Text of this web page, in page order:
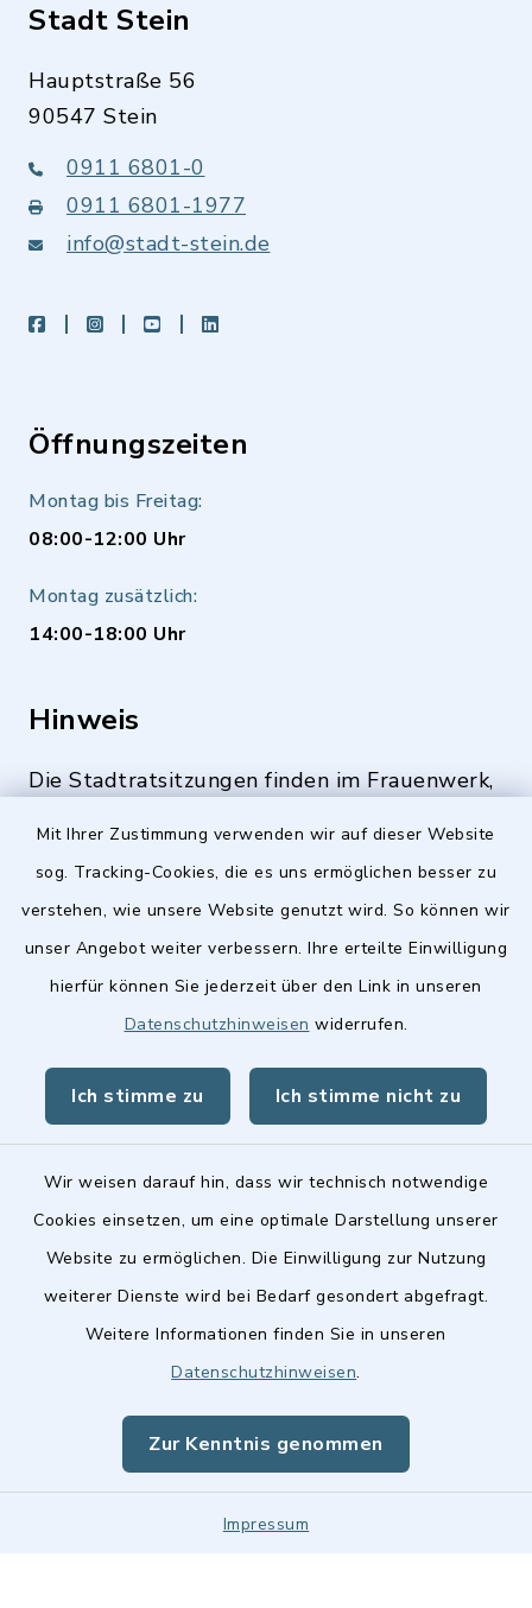
Mit Ihrer Zustimmung verwenden wir auf dieser Website
sog. Tracking-Cookies, die es uns ermöglichen besser zu
verstehen, wie unsere Website genutzt wird. So können wir
unser Angebot weiter verbessern. Ihre erteilte Einwilligung
hierfür können Sie jederzeit über den Link in unseren
Datenschutzhinweisen widerrufen.
Ich stimme zu Ich stimme nicht zu
Wir weisen darauf hin, dass wir technisch notwendige
Cookies einsetzen, um eine optimale Darstellung unserer
Website zu ermöglichen. Die Einwilligung zur Nutzung
weiterer Dienste wird bei Bedarf gesondert abgefragt.
Weitere Informationen finden Sie in unseren
Datenschutzhinweisen.
Zur Kenntnis genommen
Impressum
Stadt Stein
Hauptstraße 56
90547 Stein
0911 6801-0
0911 6801-1977
info@stadt-stein.de
facebookinstagramyoutubeLinkedIn
Öffnungszeiten
Montag bis Freitag:
08:00-12:00 Uhr
Montag zusätzlich:
14:00-18:00 Uhr
Hinweis
Die Stadtratsitzungen finden im Frauenwerk,
Quicklinks
Stellenangebote
Landkreis Fürth
Barrierefreiheit
Impressum
Sitemap